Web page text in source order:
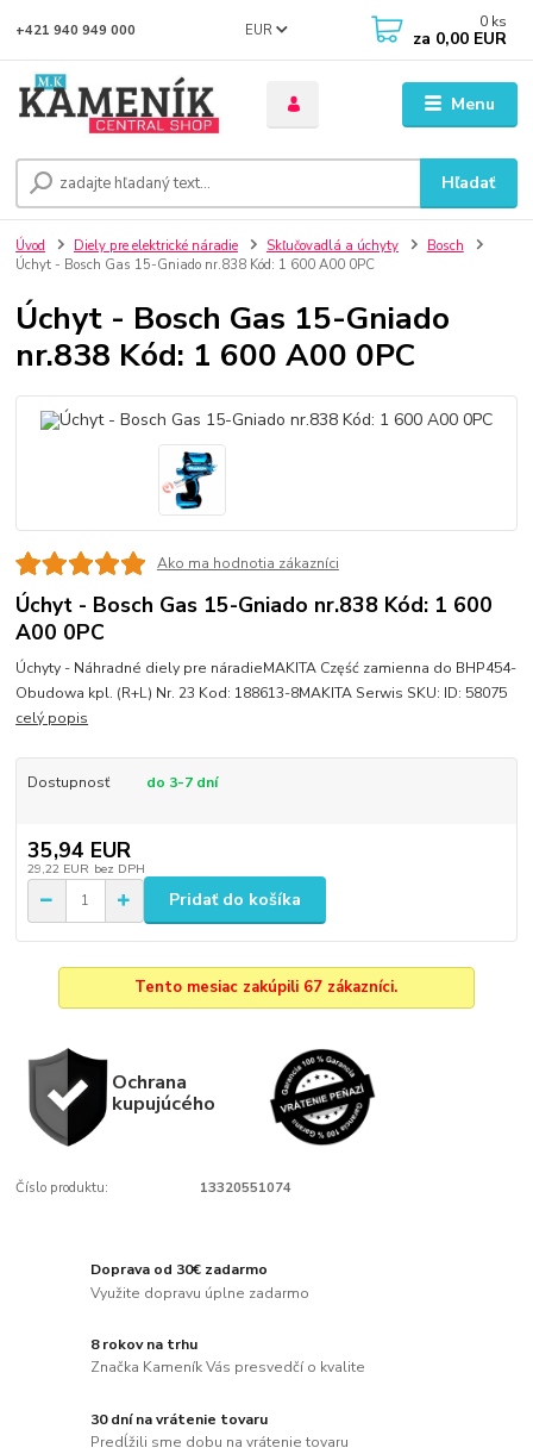
Menu
EUR
Hľadať
+421 940 949 000 0 ks
za 0,00 EUR
Úvod Diely pre elektrické náradie Skľučovadlá a úchyty
Bosch
Úchyt - Bosch Gas 15-Gniado nr.838 Kód: 1 600 A00 0PC
Úchyt - Bosch Gas 15-Gniado
nr.838 Kód: 1 600 A00 0PC
Ako ma hodnotia zákazníci
Úchyt - Bosch Gas 15-Gniado nr.838 Kód: 1 600
A00 0PC
Úchyty - Náhradné diely pre náradieMAKITA Część zamienna do BHP454-
Obudowa kpl. (R+L) Nr. 23 Kod: 188613-8MAKITA Serwis SKU: ID: 58075
celý popis
Dostupnosť do 3-7 dní
35,94 EUR
29,22 EUR bez DPH
Pridať do košíka
Tento mesiac zakúpili 67 zákazníci.
Ochrana
kupujúcého
Číslo produktu: 13320551074
Doprava od 30€ zadarmo
Využite dopravu úplne zadarmo
8 rokov na trhu
Značka Kameník Vás presvedčí o kvalite
30 dní na vrátenie tovaru
Predĺžili sme dobu na vrátenie tovaru